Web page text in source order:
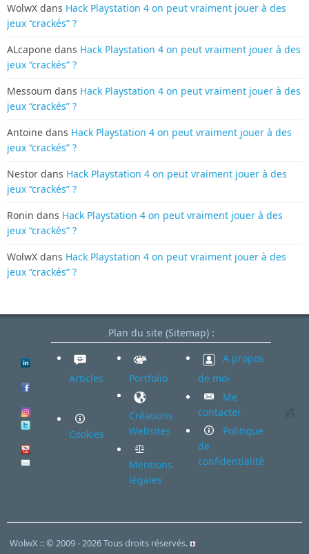
WolwX dans Hack Playstation 4 on peut vraiment jouer à des
jeux “crackés” ?
ALcapone dans Hack Playstation 4 on peut vraiment jouer à des
jeux “crackés” ?
Messoum dans Hack Playstation 4 on peut vraiment jouer à des
jeux “crackés” ?
Antoine dans Hack Playstation 4 on peut vraiment jouer à des
jeux “crackés” ?
Nestor dans Hack Playstation 4 on peut vraiment jouer à des
jeux “crackés” ?
Ronin dans Hack Playstation 4 on peut vraiment jouer à des
jeux “crackés” ?
WolwX dans Hack Playstation 4 on peut vraiment jouer à des
jeux “crackés” ?
Plan du site (Sitemap) :
Articles
Cookies
Portfolio
Créations
Websites
Mentions
légales
A propos
de moi
Me
contacter
Politique
de
confidentialité
WolwX :: © 2009 - 2026 Tous droits réservés.